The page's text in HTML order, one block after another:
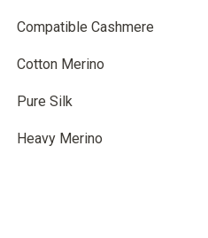
Compatible Cashmere
Cotton Merino
Pure Silk
Heavy Merino